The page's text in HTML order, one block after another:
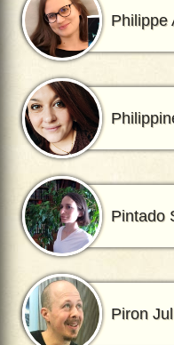
Philippe
Pintado
Piron